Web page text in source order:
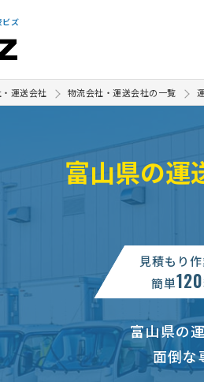
ビズ
運送会社 物流会社・運送会社の一覧
富山県の運
見積もり
簡単120
富山県の
面倒な
農機具運搬車J71の陸送見積もり依頼
【富山県から沖縄県石垣市まで、軽自
【富山県高岡市方面→横浜港】運送・配
運送・配送・輸送の見積もり依頼 相